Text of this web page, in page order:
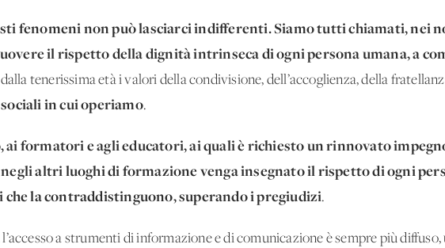
fenomeni non può lasciarci indifferenti. Siamo tutti chiamati, nei
il rispetto della dignità intrinseca di ogni persona umana, a
tenerissima età i valori della condivisione, dell’accoglienza, della
in cui operiamo.
ai formatori e agli educatori, ai quali è richiesto un rinnovato
altri luoghi di formazione venga insegnato il rispetto di ogni
che la contraddistinguono, superando i pregiudizi.
a strumenti di informazione e di comunicazione è sempre più diffuso,